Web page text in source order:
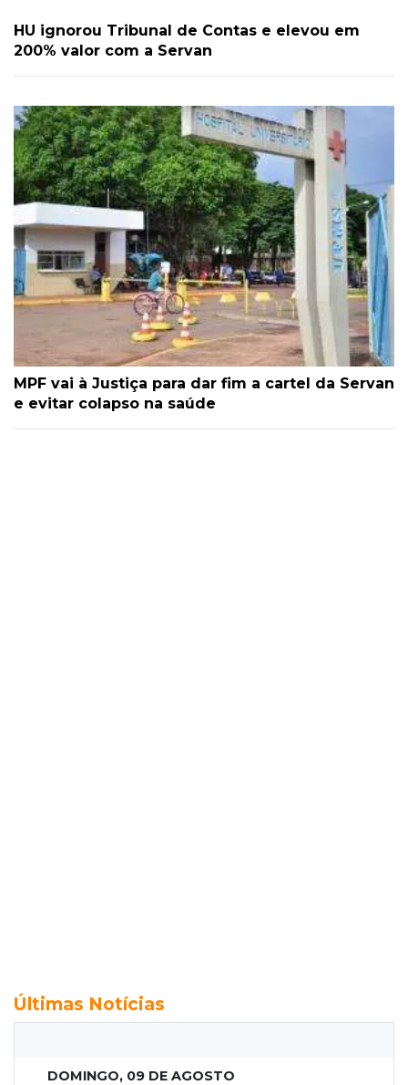
HU ignorou Tribunal de Contas e elevou em
200% valor com a Servan
MPF vai à Justiça para dar fim a cartel da Servan
e evitar colapso na saúde
Últimas Notícias
DOMINGO, 09 DE AGOSTO